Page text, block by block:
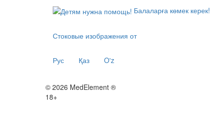
Балаларға көмек керек!
Стоковые изображения от
Рус Қаз O'z
© 2026 MedElement ®
18+